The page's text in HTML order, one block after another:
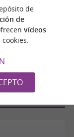
de
de
vídeos